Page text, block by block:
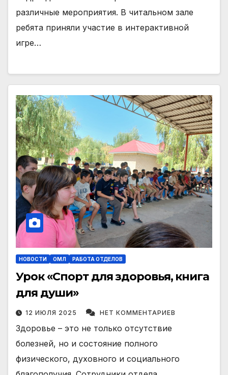
различные мероприятия. В читальном зале
ребята приняли участие в интерактивной
игре…
НОВОСТИ ОМЛ РАБОТА ОТДЕЛОВ
Урок «Спорт для здоровья, книга
для души»
12 ИЮЛЯ 2025 НЕТ КОММЕНТАРИЕВ
Здоровье – это не только отсутствие
болезней, но и состояние полного
физического, духовного и социального